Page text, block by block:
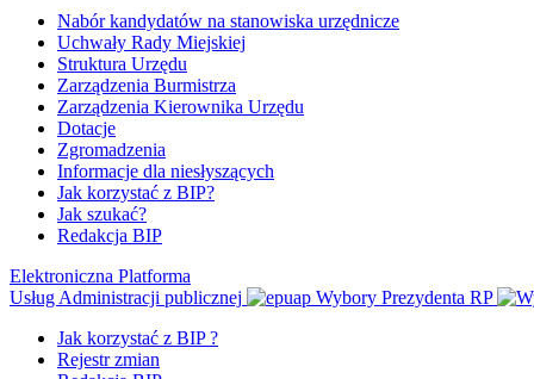
Nabór kandydatów na stanowiska urzędnicze
Uchwały Rady Miejskiej
Struktura Urzędu
Zarządzenia Burmistrza
Zarządzenia Kierownika Urzędu
Dotacje
Zgromadzenia
Informacje dla niesłyszących
Jak korzystać z BIP?
Jak szukać?
Redakcja BIP
Elektroniczna Platforma
Usług Administracji publicznej
Wybory Prezydenta RP
Jak korzystać z BIP ?
Rejestr zmian